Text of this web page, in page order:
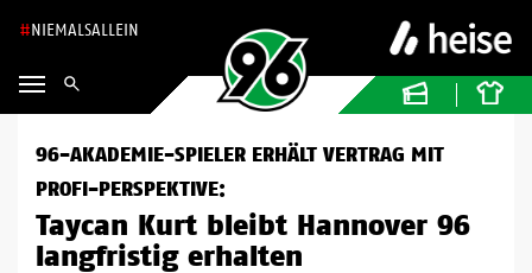
NIEMALSALLEIN
96-AKADEMIE-SPIELER ERHÄLT VERTRAG MIT
PROFI-PERSPEKTIVE:
Taycan Kurt bleibt Hannover 96
langfristig erhalten